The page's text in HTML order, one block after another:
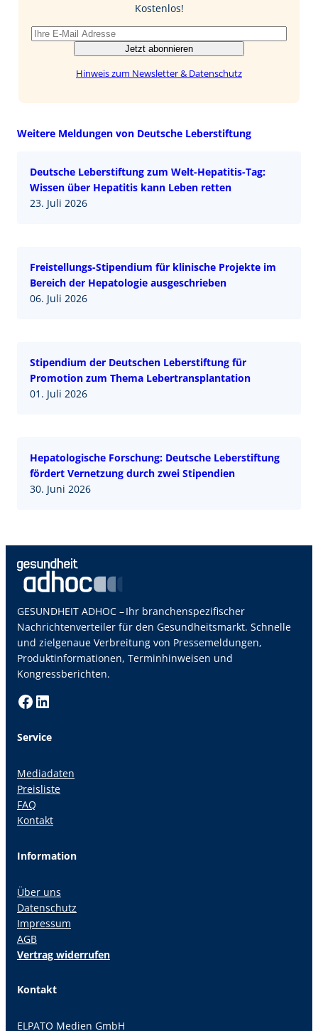
Kostenlos!
Jetzt abonnieren
Hinweis zum Newsletter & Datenschutz
Weitere Meldungen von Deutsche Leberstiftung
Deutsche Leberstiftung zum Welt-Hepatitis-Tag:
Wissen über Hepatitis kann Leben retten
23. Juli 2026
Freistellungs-Stipendium für klinische Projekte im
Bereich der Hepatologie ausgeschrieben
06. Juli 2026
Stipendium der Deutschen Leberstiftung für
Promotion zum Thema Lebertransplantation
01. Juli 2026
Hepatologische Forschung: Deutsche Leberstiftung
fördert Vernetzung durch zwei Stipendien
30. Juni 2026
GESUNDHEIT ADHOC – Ihr branchenspezifischer
Nachrichtenverteiler für den Gesundheitsmarkt. Schnelle
und zielgenaue Verbreitung von Pressemeldungen,
Produktinformationen, Terminhinweisen und
Kongressberichten.
Facebook LinkedIn
Service
Mediadaten
Preisliste
FAQ
Kontakt
Information
Über uns
Datenschutz
Impressum
AGB
Vertrag widerrufen
Kontakt
ELPATO Medien GmbH